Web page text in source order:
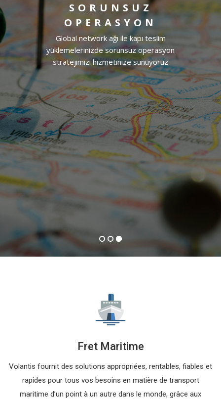
SORUNSUZ
OPERASYON
Global network ağı ile kapı teslim
yüklemelerinizde sorunsuz operasyon
stratejimizi hizmetinize sunuyoruz
Fret Maritime
Volantis fournit des solutions appropriées, rentables, fiables et
rapides pour tous vos besoins en matière de transport
maritime d’un point à un autre dans le monde, grâce aux